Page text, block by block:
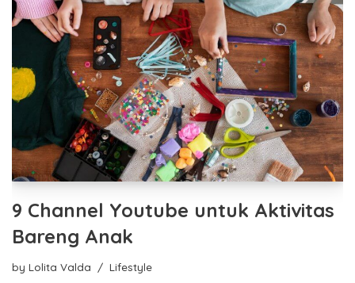
9 Channel Youtube untuk Aktivitas
Bareng Anak
by Lolita Valda Lifestyle